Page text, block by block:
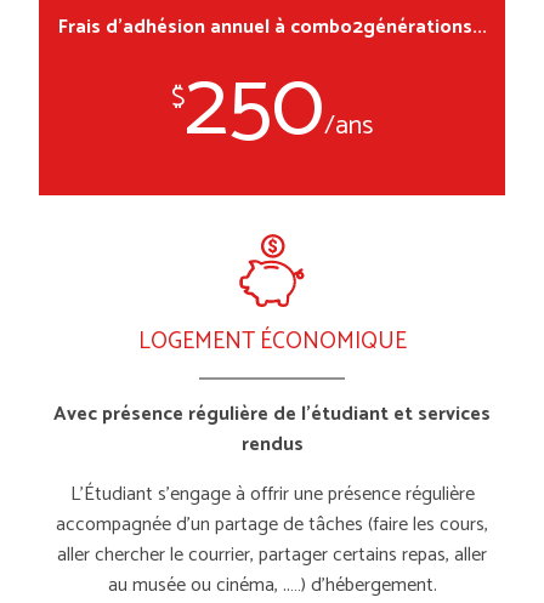
Frais d'adhésion annuel à combo2générations...
250
LOGEMENT ÉCONOMIQUE
Avec présence régulière de l’étudiant et services
rendus
L’Étudiant s’engage à offrir une présence régulière
accompagnée d’un partage de tâches (faire les cours,
aller chercher le courrier, partager certains repas, aller
au musée ou cinéma, ..…) d’hébergement.